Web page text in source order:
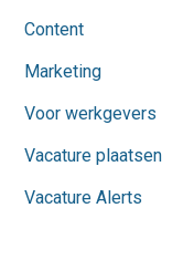
Content
Marketing
Voor werkgevers
Vacature plaatsen
Vacature Alerts